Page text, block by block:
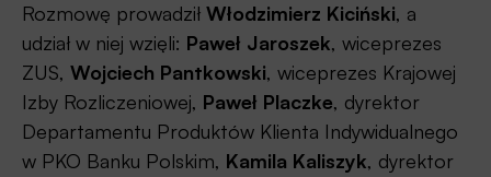
Rozmowę prowadził Włodzimierz Kiciński, a
udział w niej wzięli: Paweł Jaroszek, wiceprezes
ZUS, Wojciech Pantkowski, wiceprezes Krajowej
Izby Rozliczeniowej, Paweł Placzke, dyrektor
Departamentu Produktów Klienta Indywidualnego
w PKO Banku Polskim, Kamila Kaliszyk, dyrektor